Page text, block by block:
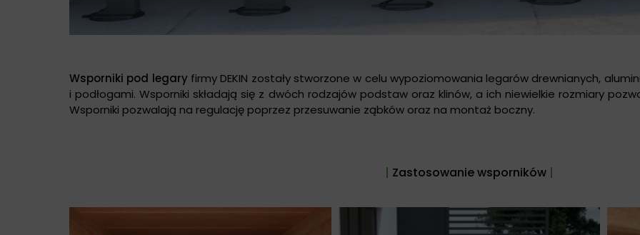
Wsporniki pod legaryfirmy DEKIN zostały stworzone w celu wypoziomowania legarów drewnianych,
i podłogami. Wsporniki składają się z dwóch rodzajów podstaw oraz klinów, a ich niewielkie rozmiary
Wsporniki pozwalają na regulację poprzez przesuwanie ząbków oraz na montaż boczny.
| Zastosowanie wsporników |